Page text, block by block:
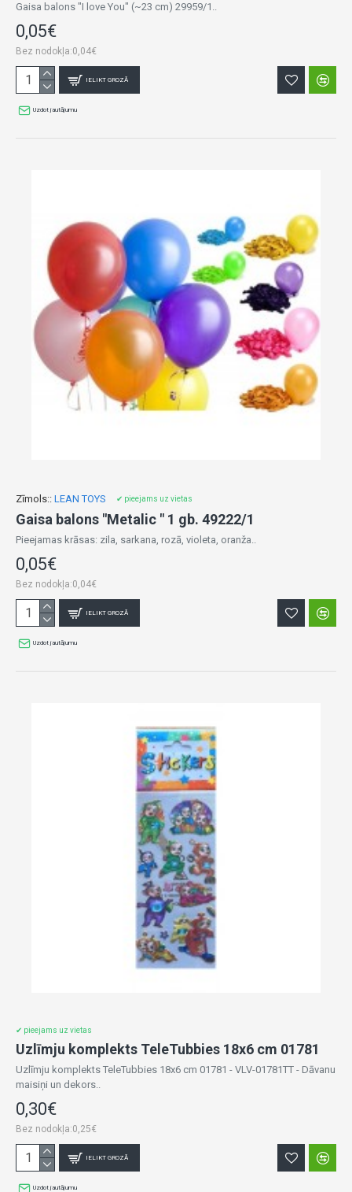
Gaisa balons "I love You" (~23 cm) 29959/1..
0,05€
Bez nodokļa:0,04€
IELIKT GROZĀ
Uzdot jautājumu
Zīmols:: LEAN TOYS ✔ pieejams uz vietas
Gaisa balons "Metalic " 1 gb. 49222/1
Pieejamas krāsas: zila, sarkana, rozā, violeta, oranža..
0,05€
Bez nodokļa:0,04€
IELIKT GROZĀ
Uzdot jautājumu
✔ pieejams uz vietas
Uzlīmju komplekts TeleTubbies 18x6 cm 01781
Uzlīmju komplekts TeleTubbies 18x6 cm 01781 - VLV-01781TT - Dāvanu
maisiņi un dekors..
0,30€
Bez nodokļa:0,25€
IELIKT GROZĀ
Uzdot jautājumu